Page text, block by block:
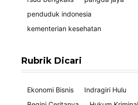
penduduk indonesia
kementerian kesehatan
Rubrik Dicari
Ekonomi Bisnis
Indragiri Hulu